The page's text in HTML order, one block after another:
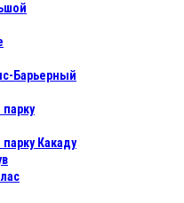
Барьерный
Какаду